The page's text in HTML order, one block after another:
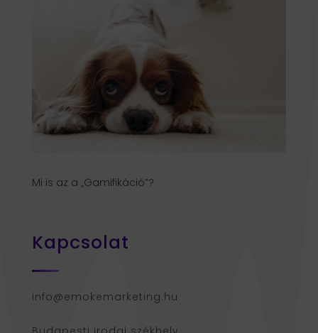
Mi is az a „Gamifikáció”?
Kapcsolat
info@emokemarketing.hu